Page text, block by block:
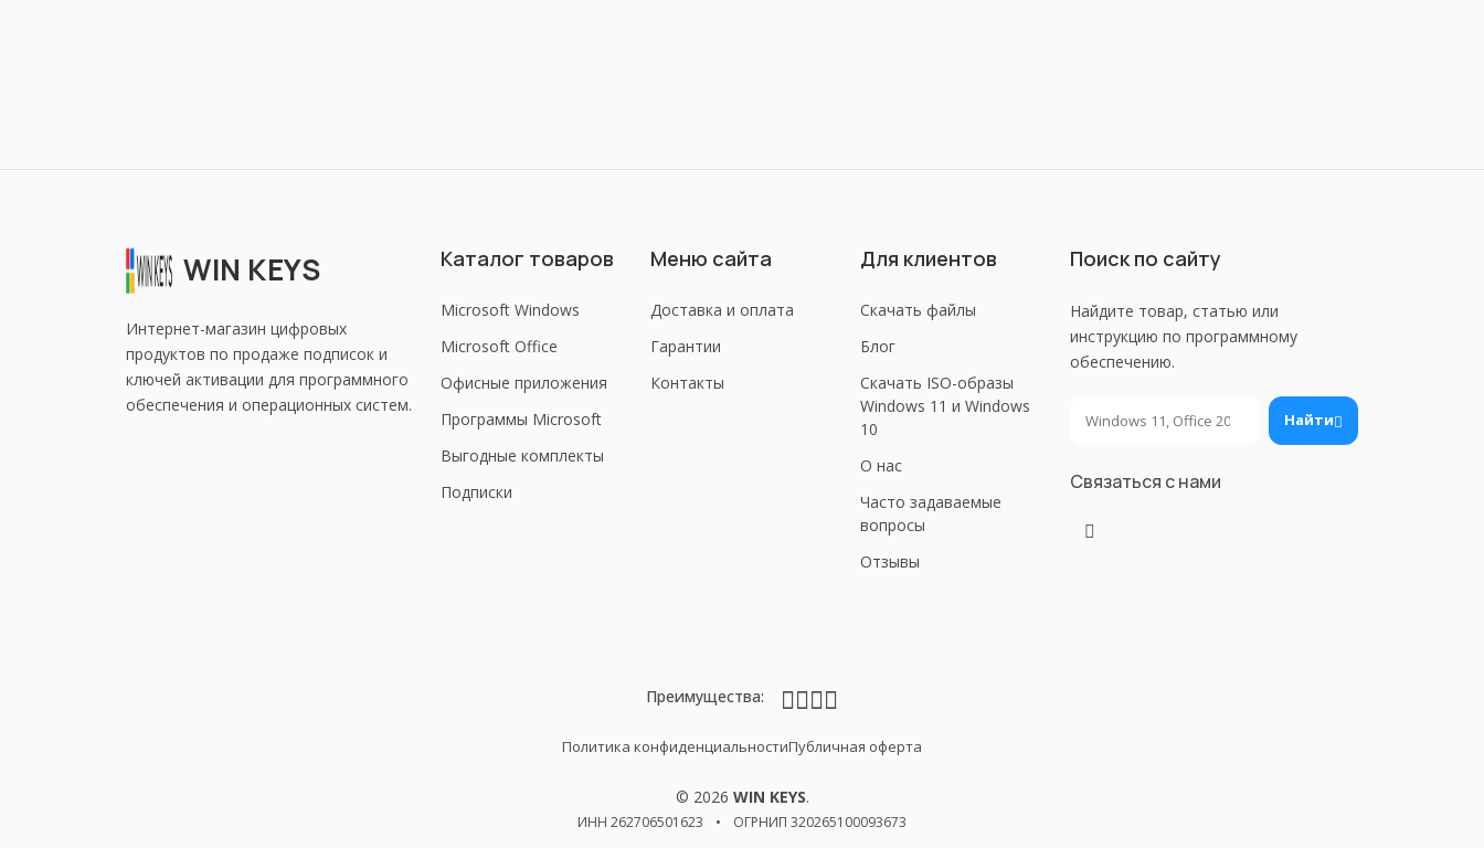
WIN KEYS
Интернет-магазин цифровых
продуктов по продаже подписок и
ключей активации для программного
обеспечения и операционных систем.
Каталог товаров
Microsoft Windows
Microsoft Office
Офисные приложения
Программы Microsoft
Выгодные комплекты
Подписки
Меню сайта
Доставка и оплата
Гарантии
Контакты
Для клиентов
Скачать файлы
Блог
Скачать ISO-образы
Windows 11 и Windows
10
О нас
Часто задаваемые
вопросы
Отзывы
Поиск по сайту
Найдите товар, статью или
инструкцию по программному
обеспечению.
Найти
Связаться с нами
Преимущества:
Политика конфиденциальностиПубличная оферта
© 2026 WIN KEYS.
ИНН 262706501623 • ОГРНИП 320265100093673